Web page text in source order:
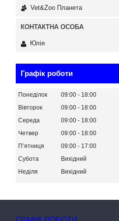
Vet&Zoo Планета
Юлія
Графік роботи
Понеділок 09:00
18:00
Вівторок
09:00
18:00
Середа
09:00
18:00
Четвер
09:00
18:00
Пʼятниця
09:00
17:00
Субота
Вихідний
Неділя
Вихідний